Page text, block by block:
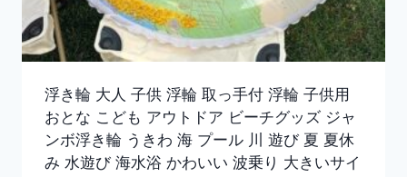
浮き輪 大人 子供 浮輪 取っ手付 浮輪 子供用
おとな こども アウトドア ビーチグッズ ジャ
ンボ浮き輪 うきわ 海 プール 川 遊び 夏 夏休
み 水遊び 海水浴 かわいい 波乗り 大きいサイ